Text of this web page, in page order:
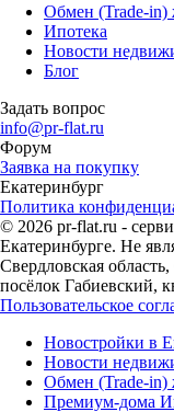
Обмен (Trade-in)
Ипотека
Новости
Блог
Задать вопрос
info@pr-flat.ru
Форум
Заявка на покупку
Екатеринбург
Политика
© 2026 pr-flat.ru -
Екатеринбурге. Не
Свердловская
посёлок Габиевский,
Пользовательское
Новостройки в
Новости
Обмен (Trade-in)
Премиум-дома